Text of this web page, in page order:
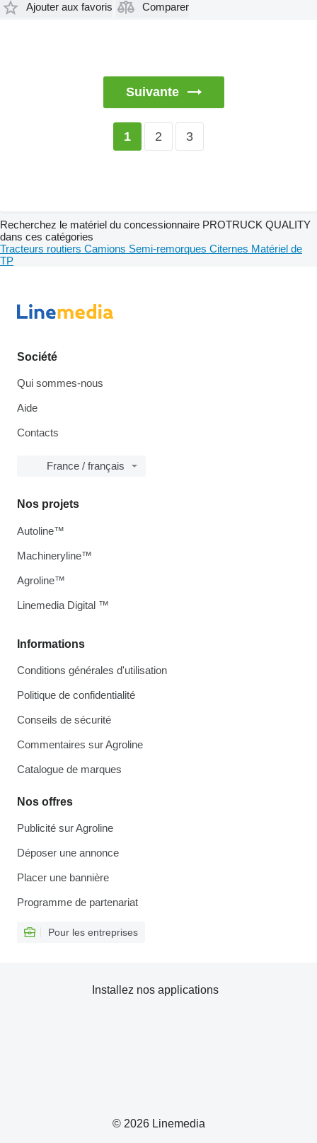
Ajouter aux favoris
Comparer
Suivante
1 2 3
Recherchez le matériel du concessionnaire PROTRUCK QUALITY
dans ces catégories
Tracteurs routiers Camions Semi-remorques Citernes Matériel de
TP
Société
Qui sommes-nous
Aide
Contacts
France / français
Informations
Conditions générales d'utilisation
Politique de confidentialité
Conseils de sécurité
Commentaires sur Agroline
Catalogue de marques
Nos offres
Publicité sur Agroline
Déposer une annonce
Placer une bannière
Programme de partenariat
Pour les entreprises
Nos projets
Autoline™
Machineryline™
Agroline™
Linemedia Digital ™
© 2026 Linemedia
Installez nos applications